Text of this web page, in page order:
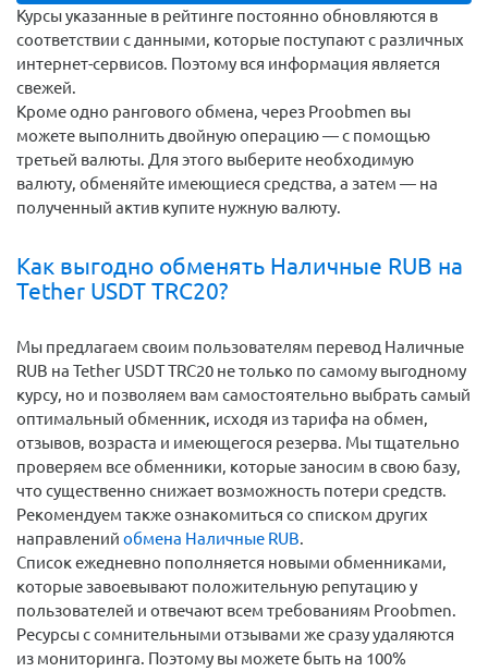
Курсы указанные в рейтинге постоянно обновляются в
соответствии с данными, которые поступают с различных
интернет-сервисов. Поэтому вся информация является
свежей.
Кроме одно рангового обмена, через Proobmen вы
можете выполнить двойную операцию — с помощью
третьей валюты. Для этого выберите необходимую
валюту, обменяйте имеющиеся средства, а затем — на
полученный актив купите нужную валюту.
Как выгодно обменять Наличные RUB на
Tether USDT TRC20?
Мы предлагаем своим пользователям перевод Наличные
RUB на Tether USDT TRC20 не только по самому выгодному
курсу, но и позволяем вам самостоятельно выбрать самый
оптимальный обменник, исходя из тарифа на обмен,
отзывов, возраста и имеющегося резерва. Мы тщательно
проверяем все обменники, которые заносим в свою базу,
что существенно снижает возможность потери средств.
Рекомендуем также ознакомиться со списком других
направлений обмена Наличные RUB.
Список ежедневно пополняется новыми обменниками,
которые завоевывают положительную репутацию у
пользователей и отвечают всем требованиям Proobmen.
Ресурсы с сомнительными отзывами же сразу удаляются
из мониторинга. Поэтому вы можете быть на 100%